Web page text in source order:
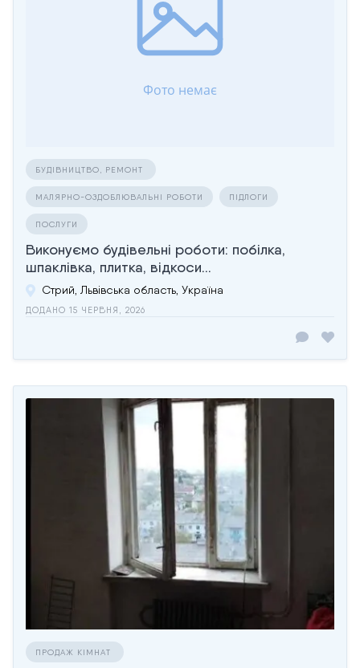
БУДІВНИЦТВО, РЕМОНТ
МАЛЯРНО-ОЗДОБЛЮВАЛЬНІ РОБОТИ ПІДЛОГИ
ПОСЛУГИ
Виконуємо будівельні роботи: побілка,
шпаклівка, плитка, відкоси...
Стрий, Львівська область, Україна
ДОДАНО 15 ЧЕРВНЯ, 2026
ПРОДАЖ КІМНАТ